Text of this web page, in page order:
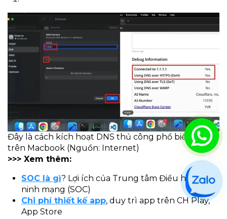
Đây là cách kích hoạt DNS thủ công phổ biến nhất
trên Macbook (Nguồn: Internet)
>>> Xem thêm:
SOC là gì? Lợi ích của Trung tâm Điều hành An
ninh mạng (SOC)
Chi phí thiết kế app, duy trì app trên CH Play,
App Store